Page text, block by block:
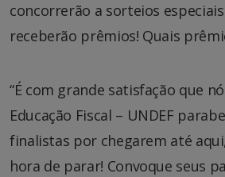
concorrerão a sorteios
receberão prêmios! Quais
“É com grande satisfação que
Educação Fiscal – UNDEF
finalistas por chegarem até
hora de parar! Convoque seus